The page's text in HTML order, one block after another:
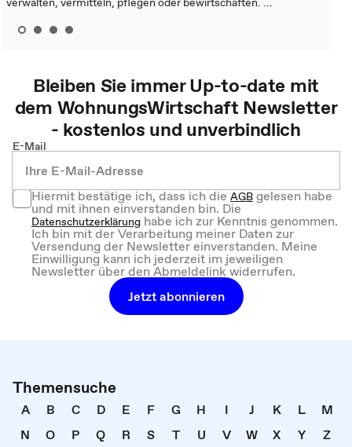
Bleiben Sie immer Up-to-date mit
dem WohnungsWirtschaft Newsletter
- kostenlos und unverbindlich
E-Mail
Hiermit bestätige ich, dass ich dieAGBgelesen habe
und mit ihnen einverstanden bin. Die
Datenschutzerklärung habe ich zur Kenntnis genommen.
Ich bin mit der Verarbeitung meiner Daten zur
Versendung der Newsletter einverstanden. Meine
Einwilligung kann ich jederzeit im jeweiligen
Newsletter über den Abmeldelink widerrufen.
Jetzt abonnieren
Themensuche
A B C D E F G H I J K L
M
N
O P Q R S T U V W X Y
Z